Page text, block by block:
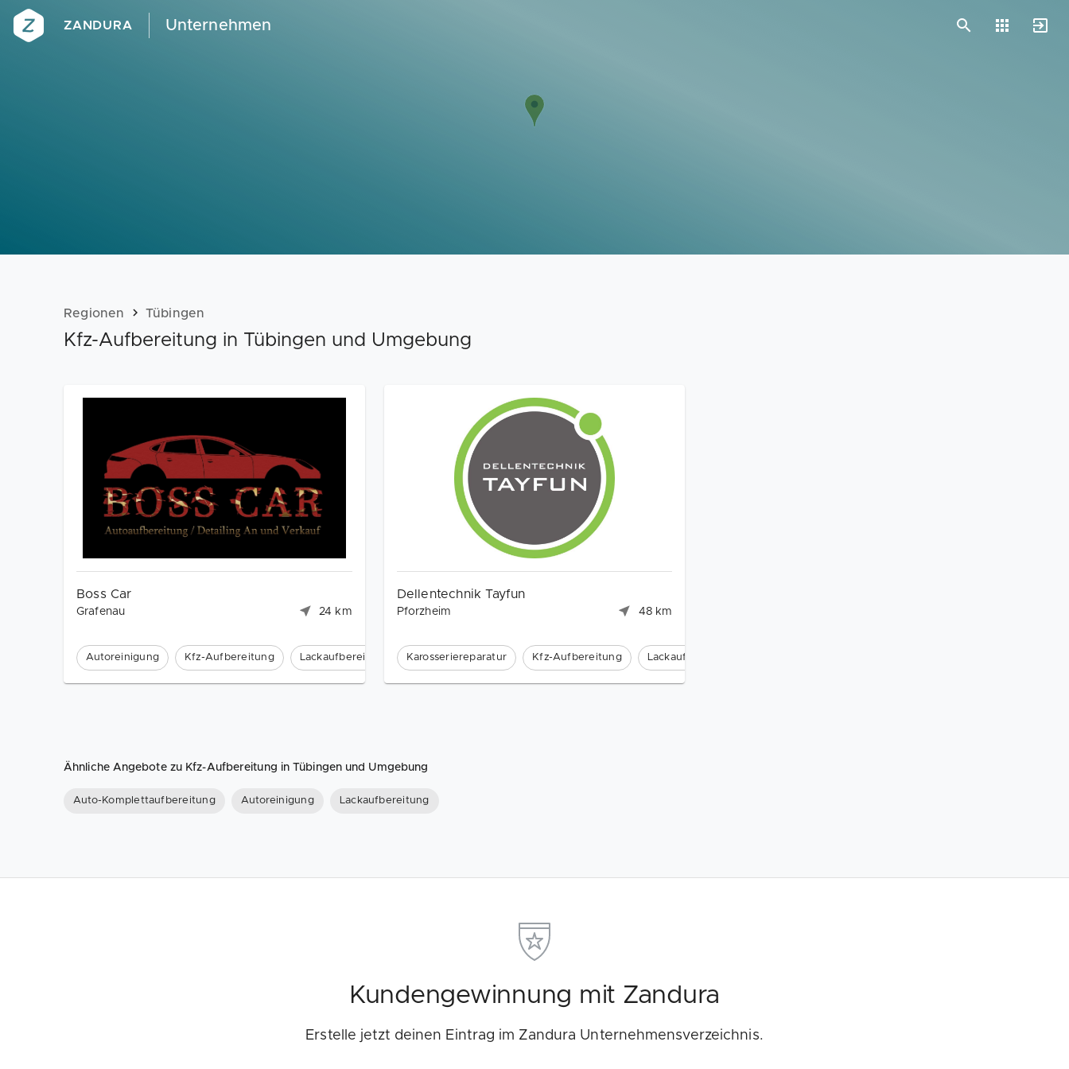
ZANDURA Unternehmen
Regionen Tübingen
Kfz-Aufbereitung in Tübingen und Umgebung
Boss Car
Grafenau 24 km
Autoreinigung Kfz-Aufbereitung Lackaufbereitung
Dellentechnik Tayfun
Pforzheim 48 km
Karosseriereparatur Kfz-Aufbereitung Lackaufbereitung
Ähnliche Angebote zu Kfz-Aufbereitung in Tübingen und Umgebung
Auto-Komplettaufbereitung Autoreinigung Lackaufbereitung
Kundengewinnung mit Zandura
Erstelle jetzt deinen Eintrag im Zandura Unternehmensverzeichnis.